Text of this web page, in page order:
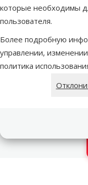
которые необходимы
пользователя.
Более подробную
управлении,
политикаOMNIVA